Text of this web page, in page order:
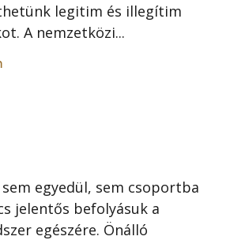
legitim és illegítim
A nemzetközi...
egyedül, sem csoportba
jelentős befolyásuk a
egészére. Önálló